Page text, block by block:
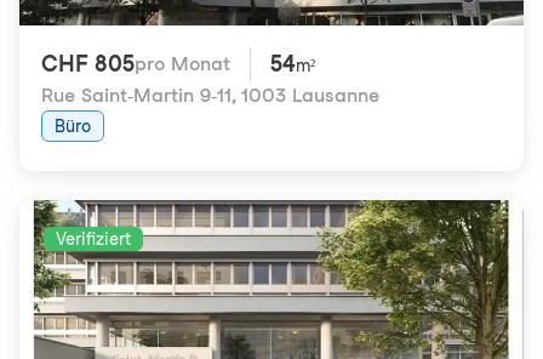
CHF 805pro Monat 54m²
Rue Saint-Martin 9-11, 1003 Lausanne
Büro
Verifiziert